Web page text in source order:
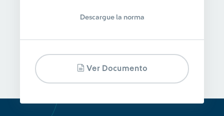
Descargue la norma
Ver Documento